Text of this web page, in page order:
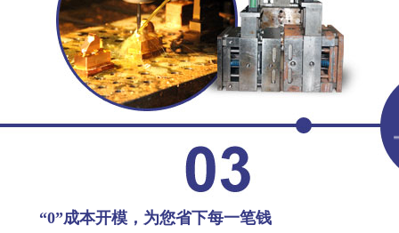
“0”成本开模，为您省下每一笔钱